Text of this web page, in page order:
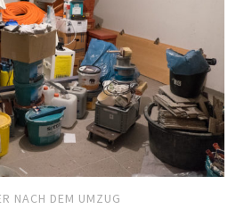
NACH DEM UMZUG